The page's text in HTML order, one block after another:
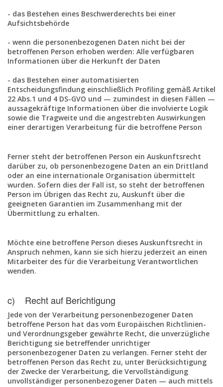
- das Bestehen eines Beschwerderechts bei einer
Aufsichtsbehörde
- wenn die personenbezogenen Daten nicht bei der
betroffenen Person erhoben werden: Alle verfügbaren
Informationen über die Herkunft der Daten
- das Bestehen einer automatisierten
Entscheidungsfindung einschließlich Profiling gemäß Artikel
22 Abs.1 und 4 DS-GVO und — zumindest in diesen Fällen —
aussagekräftige Informationen über die involvierte Logik
sowie die Tragweite und die angestrebten Auswirkungen
einer derartigen Verarbeitung für die betroffene Person
Ferner steht der betroffenen Person ein Auskunftsrecht
darüber zu, ob personenbezogene Daten an ein Drittland
oder an eine internationale Organisation übermittelt
wurden. Sofern dies der Fall ist, so steht der betroffenen
Person im Übrigen das Recht zu, Auskunft über die
geeigneten Garantien im Zusammenhang mit der
Übermittlung zu erhalten.
Möchte eine betroffene Person dieses Auskunftsrecht in
Anspruch nehmen, kann sie sich hierzu jederzeit an einen
Mitarbeiter des für die Verarbeitung Verantwortlichen
wenden.
c) Recht auf Berichtigung
Jede von der Verarbeitung personenbezogener Daten
betroffene Person hat das vom Europäischen Richtlinien-
und Verordnungsgeber gewährte Recht, die unverzügliche
Berichtigung sie betreffender unrichtiger
personenbezogener Daten zu verlangen. Ferner steht der
betroffenen Person das Recht zu, unter Berücksichtigung
der Zwecke der Verarbeitung, die Vervollständigung
unvollständiger personenbezogener Daten — auch mittels